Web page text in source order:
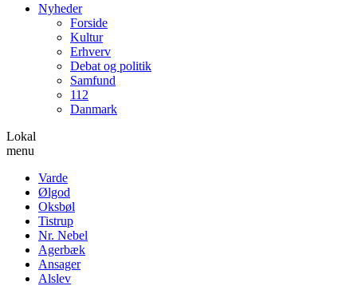
Nyheder
Forside
Kultur
Erhverv
Debat og politik
Samfund
112
Danmark
Lokal
menu
Varde
Ølgod
Oksbøl
Tistrup
Nr. Nebel
Agerbæk
Ansager
Alslev